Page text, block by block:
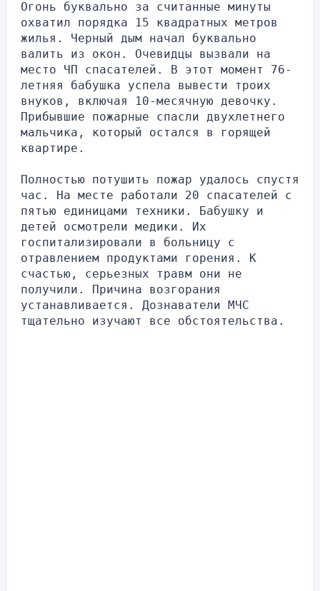
Огонь буквально за считанные минуты
охватил порядка 15 квадратных метров
жилья. Черный дым начал буквально
валить из окон. Очевидцы вызвали на
место ЧП спасателей. В этот момент 76-
летняя бабушка успела вывести троих
внуков, включая 10-месячную девочку.
Прибывшие пожарные спасли двухлетнего
мальчика, который остался в горящей
квартире.
Полностью потушить пожар удалось спустя
час. На месте работали 20 спасателей с
пятью единицами техники. Бабушку и
детей осмотрели медики. Их
госпитализировали в больницу с
отравлением продуктами горения. К
счастью, серьезных травм они не
получили. Причина возгорания
устанавливается. Дознаватели МЧС
тщательно изучают все обстоятельства.